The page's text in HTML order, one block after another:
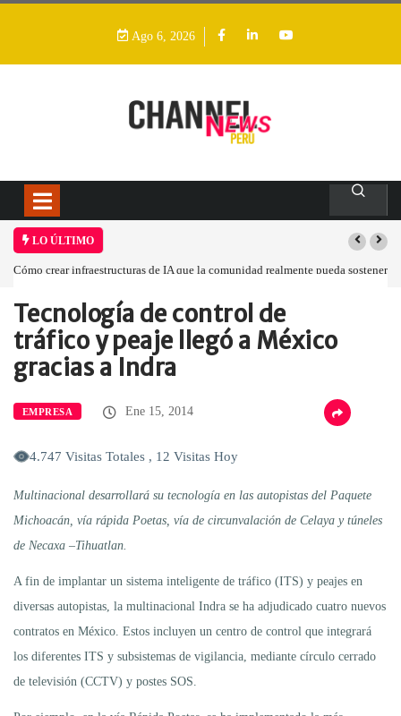
Ago 6, 2026
LO ÚLTIMO
Cómo crear infraestructuras de IA que la comunidad realmente pueda sostener
Home Empresa Tecnología de control…
Tecnología de control de
tráfico y peaje llegó a México
gracias a Indra
EMPRESA Ene 15, 2014
4.747 Visitas Totales , 12 Visitas Hoy
Multinacional desarrollará su tecnología en las autopistas del Paquete
Michoacán, vía rápida Poetas, vía de circunvalación de Celaya y túneles
de Necaxa –Tihuatlan.
A fin de implantar un sistema inteligente de tráfico (ITS) y peajes en
diversas autopistas, la multinacional Indra se ha adjudicado cuatro nuevos
contratos en México. Estos incluyen un centro de control que integrará
los diferentes ITS y subsistemas de vigilancia, mediante círculo cerrado
de televisión (CCTV) y postes SOS.